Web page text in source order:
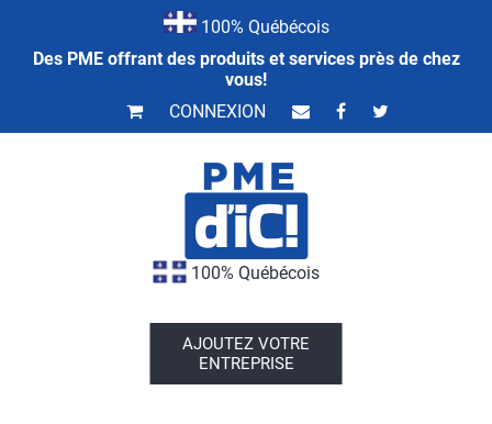
100% Québécois
Des PME offrant des produits et services près de chez
vous!
CONNEXION
100% Québécois
AJOUTEZ VOTRE
ENTREPRISE